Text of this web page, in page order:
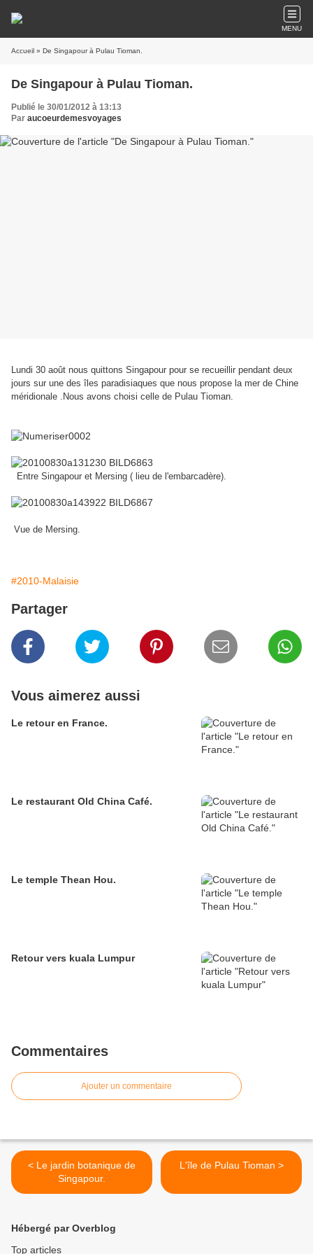
MENU
Accueil » De Singapour à Pulau Tioman.
De Singapour à Pulau Tioman.
Publié le 30/01/2012 à 13:13
Par aucoeurdemesvoyages
Lundi 30 août nous quittons Singapour pour se recueillir pendant deux
jours sur une des îles paradisiaques que nous propose la mer de Chine
méridionale .Nous avons choisi celle de Pulau Tioman.
Entre Singapour et Mersing ( lieu de l'embarcadère).
Vue de Mersing.
#2010-Malaisie
Partager
Vous aimerez aussi
Le retour en France.
Le restaurant Old China Café.
Le temple Thean Hou.
Retour vers kuala Lumpur
Commentaires
Ajouter un commentaire
< Le jardin botanique de
Singapour.
L'île de Pulau Tioman >
Hébergé par Overblog
Top articles